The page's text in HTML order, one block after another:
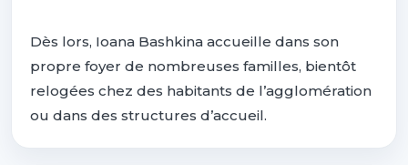
Dès lors, Ioana Bashkina accueille dans son
propre foyer de nombreuses familles, bientôt
relogées chez des habitants de l’agglomération
ou dans des structures d’accueil.